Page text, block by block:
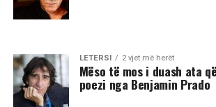
LETERSI 2 vjet më herët
Mëso të mos i duash ata
poezi nga Benjamin Prado